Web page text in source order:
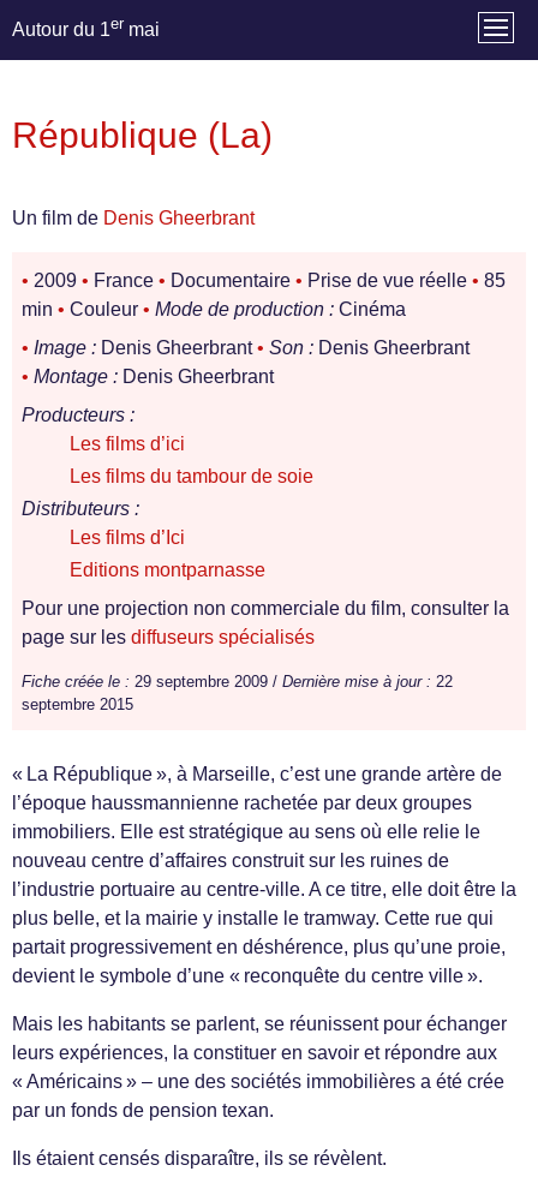
Autour du 1er mai
République (La)
Un film de Denis Gheerbrant
• 2009 • France • Documentaire • Prise de vue réelle • 85
min • Couleur • Mode de production : Cinéma
• Image : Denis Gheerbrant• Son : Denis Gheerbrant
• Montage : Denis Gheerbrant
Producteurs :
Les films d’ici
Les films du tambour de soie
Distributeurs :
Les films d’Ici
Editions montparnasse
Pour une projection non commerciale du film, consulter la
page sur les diffuseurs spécialisés
Fiche créée le : 29 septembre 2009 / Dernière mise à jour : 22
septembre 2015
« La République », à Marseille, c’est une grande artère de
l’époque haussmannienne rachetée par deux groupes
immobiliers. Elle est stratégique au sens où elle relie le
nouveau centre d’affaires construit sur les ruines de
l’industrie portuaire au centre-ville. A ce titre, elle doit être la
plus belle, et la mairie y installe le tramway. Cette rue qui
partait progressivement en déshérence, plus qu’une proie,
devient le symbole d’une « reconquête du centre ville ».
Mais les habitants se parlent, se réunissent pour échanger
leurs expériences, la constituer en savoir et répondre aux
« Américains » – une des sociétés immobilières a été crée
par un fonds de pension texan.
Ils étaient censés disparaître, ils se révèlent.